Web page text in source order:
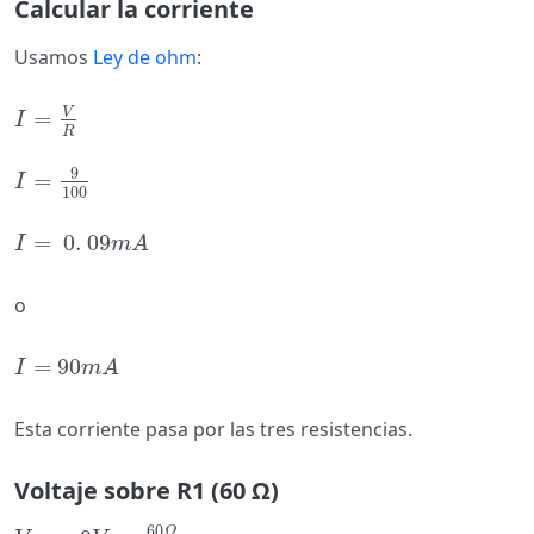
Calcular la corriente
Usamos Ley de ohm:
I =
V
R
I= VR
I =
9
100
I= 9100
I = 0. 09mA
I= 0. 09mA
o
I = 90mA
I= 90 mA
Esta corriente pasa por las tres resistencias.
Voltaje sobre R1 (60 Ω)